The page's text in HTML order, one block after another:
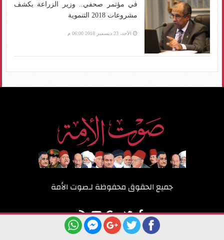
في مؤتمر صحفي.. وزير الزراعة يكشف
مشروعات 2018 التنموية
الأحد، 23 ديسمبر 2018 06:00 م
جميع الحقوق محفوظة لـصوت الأمة